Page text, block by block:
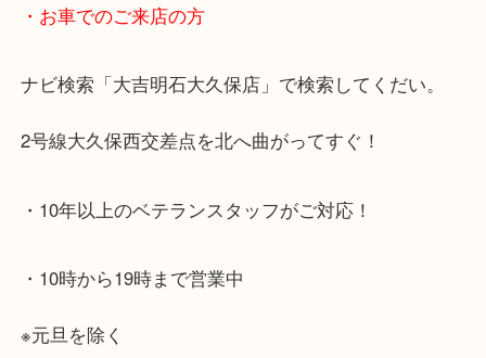
・最寄り駅のご案内
JR神戸線「大久保駅」
より徒歩10分